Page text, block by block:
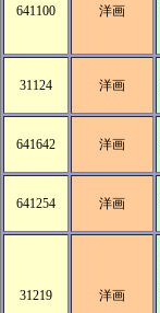
641100 洋画
31124 洋画
641642 洋画
641254 洋画
31219 洋画